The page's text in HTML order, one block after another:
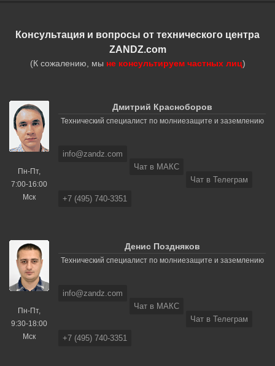
Консультация и вопросы от технического центра
ZANDZ.com
(К сожалению, мы не консультируем частных лиц)
Пн-Пт,
7:00-16:00
Мск
Дмитрий Красноборов
Технический специалист по молниезащите и заземлению
info@zandz.com
Чат в МАКС
Чат в Телеграм
+7 (495) 740-3351
Пн-Пт,
9:30-18:00
Мск
Денис Поздняков
Технический специалист по молниезащите и заземлению
info@zandz.com
Чат в МАКС
Чат в Телеграм
+7 (495) 740-3351